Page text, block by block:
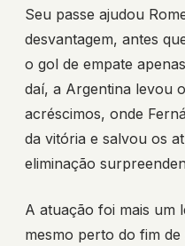
Seu passe ajudou
desvantagem, antes
o gol de empate
daí, a Argentina levou
acréscimos, onde
da vitória e salvou os
eliminação
A atuação foi mais um
mesmo perto do fim